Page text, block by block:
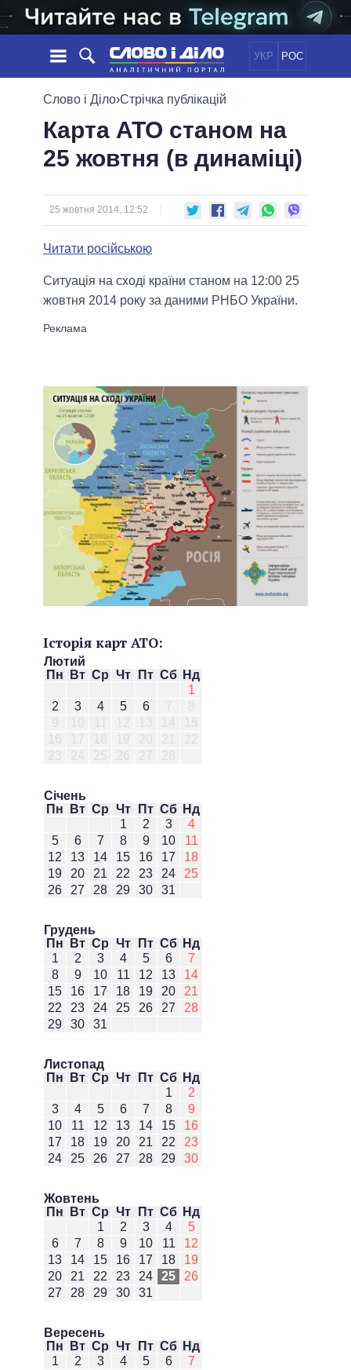
УКР РОС
НОВИНИ
СТРІЧКА
ПОДІЇ
ДУМКИ
ОГЛЯДИ
ДАЙДЖЕСТИ
ПОЛІТИКА
ЕКОНОМІКА
СВІТ
ОБIЦЯНКИ
ПОЛIТИКИ
УСІ ПОЛІТИКИ
ПРЕЗИДЕНТ І ОФІС
ВЕРХОВНА РАДА
ГОЛОВИ ОБЛАДМІНІСТРАЦІЙ
ІНФОГРАФІКА
ПОРІВНЯННЯ ПОЛІТИКІВ
Слово і Діло›Стрічка публікацій
Карта АТО станом на
25 жовтня (в динаміці)
25 жовтня 2014, 12:52
Читати російською
Ситуація на сході країни станом на 12:00 25
жовтня 2014 року за даними РНБО України.
Історія карт АТО:
Лютий
Пн
Вт Ср Чт Пт Сб Нд
1
2
3 4 5 6
Січень
Пн
Вт Ср Чт Пт Сб Нд
1
2 3
4
5
6 7 8 9 10
11
12
13 14 15 16 17
18
19
20 21 22 23 24
25
26
27 28 29 30 31
Грудень
Пн
Вт Ср Чт Пт Сб Нд
1
2 3 4 5 6
7
8
9 10 11 12 13
14
15
16 17 18 19 20
21
22
23 24 25 26 27
28
29
30 31
Листопад
Пн
Вт Ср Чт Пт Сб Нд
1
2
3
4 5 6 7 8
9
10
11 12 13 14 15
16
17
18 19 20 21 22
23
24
25 26 27 28 29 30
Жовтень
Пн
Вт Ср Чт Пт Сб Нд
1
2 3 4
5
6
7 8 9 10 11
12
13
14 15 16 17 18
19
20
21 22 23 24 25
26
27
28 29 30 31
Вересень
Пн
Вт Ср Чт Пт Сб Нд
1
2 3 4 5 6
7